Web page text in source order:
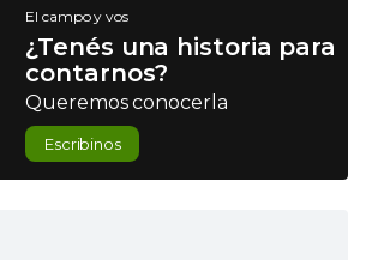
El campo y vos
¿Tenés una historia para
contarnos?
Queremos conocerla
Escribinos